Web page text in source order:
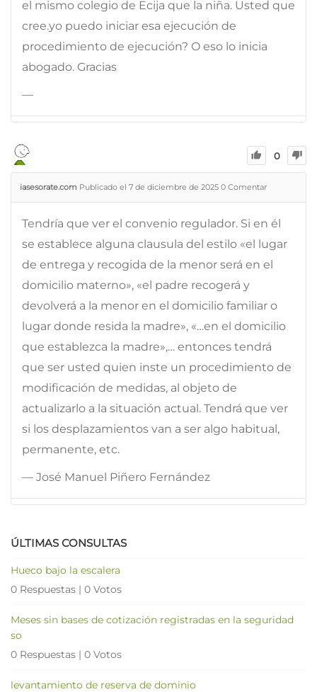
el mismo colegio de Ecija que la niña. Usted que
cree.yo puedo iniciar esa ejecución de
procedimiento de ejecución? O eso lo inicia
abogado. Gracias
—
0
iasesorate.com Publicado el 7 de diciembre de 2025 0 Comentar
Tendría que ver el convenio regulador. Si en él
se establece alguna clausula del estilo «el lugar
de entrega y recogida de la menor será en el
domicilio materno», «el padre recogerá y
devolverá a la menor en el domicilio familiar o
lugar donde resida la madre», «…en el domicilio
que establezca la madre»,… entonces tendrá
que ser usted quien inste un procedimiento de
modificación de medidas, al objeto de
actualizarlo a la situación actual. Tendrá que ver
si los desplazamientos van a ser algo habitual,
permanente, etc.
— José Manuel Piñero Fernández
ÚLTIMAS CONSULTAS
Hueco bajo la escalera
0 Respuestas | 0 Votos
Meses sin bases de cotización registradas en la seguridad
so
0 Respuestas | 0 Votos
levantamiento de reserva de dominio